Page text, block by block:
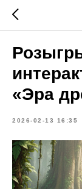
«Эра
2026-02-13 16:35